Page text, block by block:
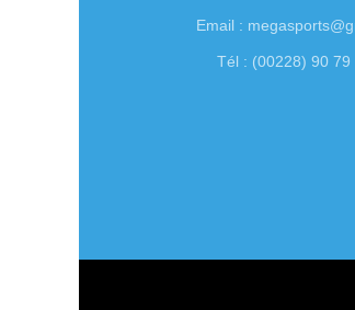
Email :
Tél : (00228) 90 79